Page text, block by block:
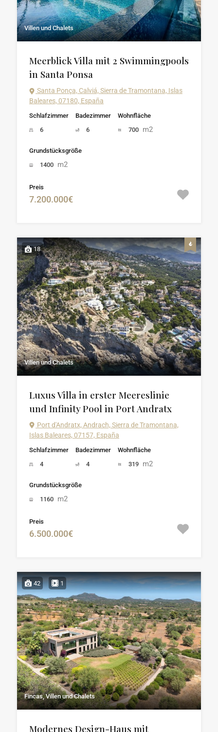
Villen und Chalets
Meerblick Villa mit 2 Swimmingpools
in Santa Ponsa
Santa Ponça, Calviá, Sierra de Tramontana, Islas
Baleares, 07180, España
Schlafzimmer
6
Badezimmer
6
Wohnfläche
700 m2
Grundstücksgröße
1400 m2
Preis
7.200.000€
18
Villen und Chalets
Luxus Villa in erster Meereslinie
und Infinity Pool in Port Andratx
Port d'Andratx, Andrach, Sierra de Tramontana,
Islas Baleares, 07157, España
Schlafzimmer
4
Badezimmer
4
Wohnfläche
319 m2
Grundstücksgröße
1160 m2
Preis
6.500.000€
42 1
Fincas, Villen und Chalets
Modernes Design-Haus mit